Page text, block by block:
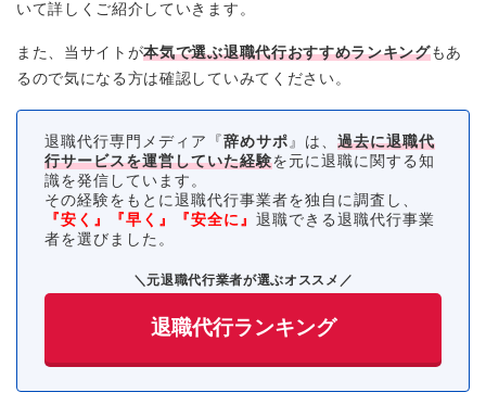
いて詳しくご紹介していきます。
また、当サイトが本気で選ぶ退職代行おすすめランキングもあ
るので気になる方は確認していみてください。
退職代行専門メディア『 辞めサポ 』は、 過去に退職代
行サービスを運営していた経験を元に退職に関する知
識を発信しています。
その経験をもとに退職代行事業者を独自に調査し、
『安く』『早く』『安全に』 退職できる退職代行事業
者を選びました。
＼元退職代行業者が選ぶオススメ／
退職代行ランキング